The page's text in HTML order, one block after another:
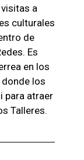
a
culturales
de
Es
en los
los
para atraer
Talleres.